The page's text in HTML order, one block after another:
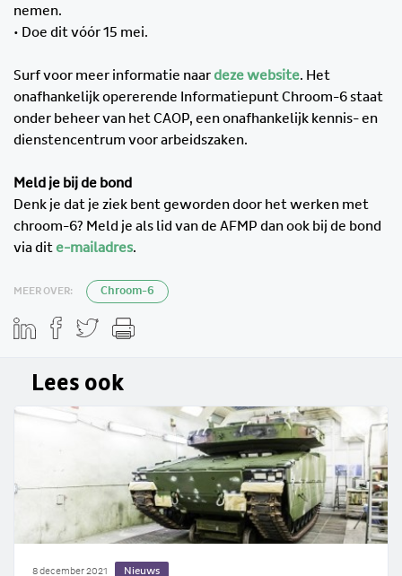
nemen.
• Doe dit vóór 15 mei.
Surf voor meer informatie naardeze website. Het
onafhankelijk opererende Informatiepunt Chroom-6 staat
onder beheer van het CAOP, een onafhankelijk kennis- en
dienstencentrum voor arbeidszaken.
Meld je bij de bond
Denk je dat je ziek bent geworden door het werken met
chroom-6? Meld je als lid van de AFMP dan ook bij de bond
via dite-mailadres.
MEER OVER: Chroom-6
Lees ook
8 december 2021 Nieuws